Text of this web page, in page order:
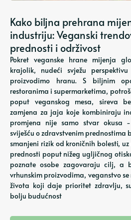
Kako biljna prehrana
industriju: Veganski
prednosti i održivost
Pokret veganske hrane mijenja
krajolik, nudeći svježu
proizvodimo hranu. S biljnim
restoranima i supermarketima,
poput veganskog mesa, sireva
zamjena za jaja koje kombiniraju
promjena nije samo stvar okusa
sviješću o zdravstvenim prednostima
smanjeni rizik od kroničnih bolesti,
prednosti poput nižeg ugljičnog
poznate osobe zagovaraju cilj, a
vrhunskim proizvodima, veganstvo
života koji daje prioritet zdravlju,
bolju budućnost